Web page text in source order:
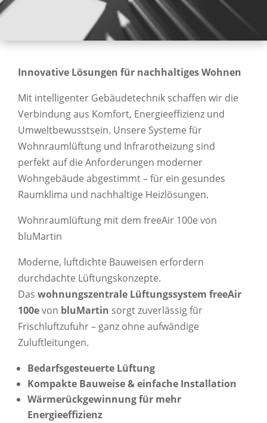
Innovative Lösungen für nachhaltiges Wohnen
Mit intelligenter Gebäudetechnik schaffen wir die
Verbindung aus Komfort, Energieeffizienz und
Umweltbewusstsein. Unsere Systeme für
Wohnraumlüftung und Infrarotheizung sind
perfekt auf die Anforderungen moderner
Wohngebäude abgestimmt – für ein gesundes
Raumklima und nachhaltige Heizlösungen.
Wohnraumlüftung mit dem freeAir 100e von
bluMartin
Moderne, luftdichte Bauweisen erfordern
durchdachte Lüftungskonzepte.
Das wohnungszentrale Lüftungssystem freeAir
100evon bluMartin sorgt zuverlässig für
Frischluftzufuhr – ganz ohne aufwändige
Zuluftleitungen.
Bedarfsgesteuerte Lüftung
Kompakte Bauweise & einfache Installation
Wärmerückgewinnung für mehr
Energieeffizienz